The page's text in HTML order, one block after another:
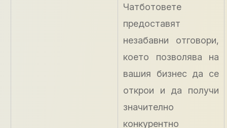
Чатботовете
предоставят
незабавни отговори,
което позволява на
вашия бизнес да се
открои и да получи
значително
конкурентно